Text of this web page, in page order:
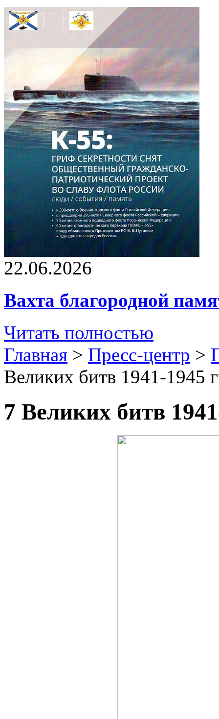
22.06.2026
Вахта благородной
Читать полностью
Главная > Пресс-центр >
Великих битв 1941-1945
7 Великих битв